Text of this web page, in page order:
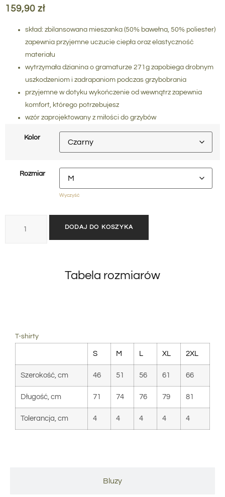
159,90 zł
skład: zbilansowana mieszanka (50% bawełna, 50% poliester)
zapewnia przyjemne uczucie ciepła oraz elastyczność
materiału
wytrzymała dzianina o gramaturze 271g zapobiega drobnym
uszkodzeniom i zadrapaniom podczas grzybobrania
przyjemne w dotyku wykończenie od wewnątrz zapewnia
komfort, którego potrzebujesz
wzór zaprojektowany z miłości do grzybów
Kolor
Rozmiar
Wyczyść
DODAJ DO KOSZYKA
Tabela rozmiarów
Bluzy
T-shirty
S M L XL 2XL
Szerokość, cm 46 51 56 61 66
Długość, cm 71 74 76 79 81
Tolerancja, cm 4 4 4 4 4